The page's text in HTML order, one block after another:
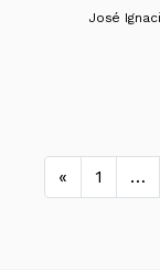
José
« 1 …